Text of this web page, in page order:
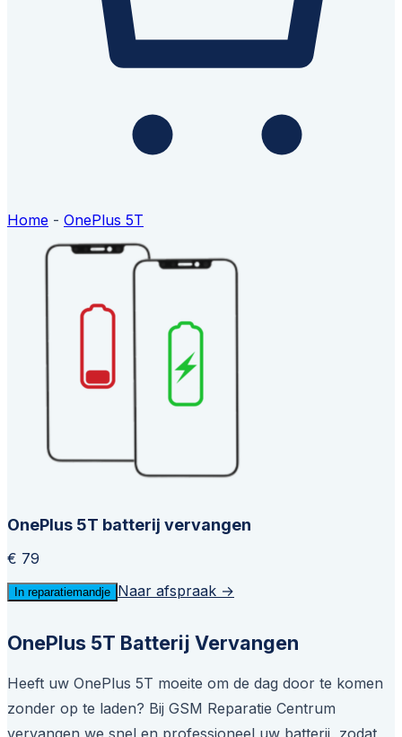
Home - OnePlus 5T
OnePlus 5T batterij vervangen
€ 79
In reparatiemandje Naar afspraak →
OnePlus 5T Batterij Vervangen
Heeft uw OnePlus 5T moeite om de dag door te komen
zonder op te laden? Bij GSM Reparatie Centrum
vervangen we snel en professioneel uw batterij, zodat